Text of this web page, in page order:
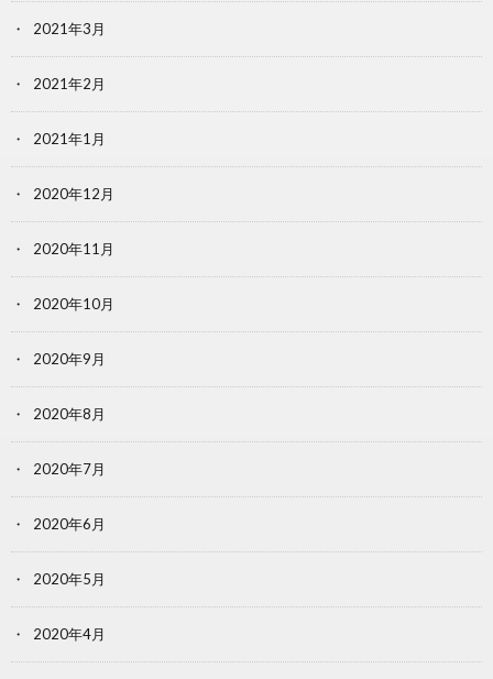
2021年3月
2021年2月
2021年1月
2020年12月
2020年11月
2020年10月
2020年9月
2020年8月
2020年7月
2020年6月
2020年5月
2020年4月